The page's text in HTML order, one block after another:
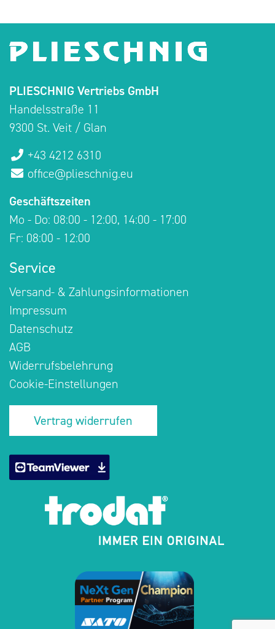
PLIESCHNIG Vertriebs GmbH
Handelsstraße 11
9300 St. Veit / Glan
+43 4212 6310
office@plieschnig.eu
Geschäftszeiten
Mo - Do: 08:00 - 12:00, 14:00 - 17:00
Fr: 08:00 - 12:00
Service
Versand- & Zahlungsinformationen
Impressum
Datenschutz
AGB
Widerrufsbelehrung
Cookie-Einstellungen
Vertrag widerrufen